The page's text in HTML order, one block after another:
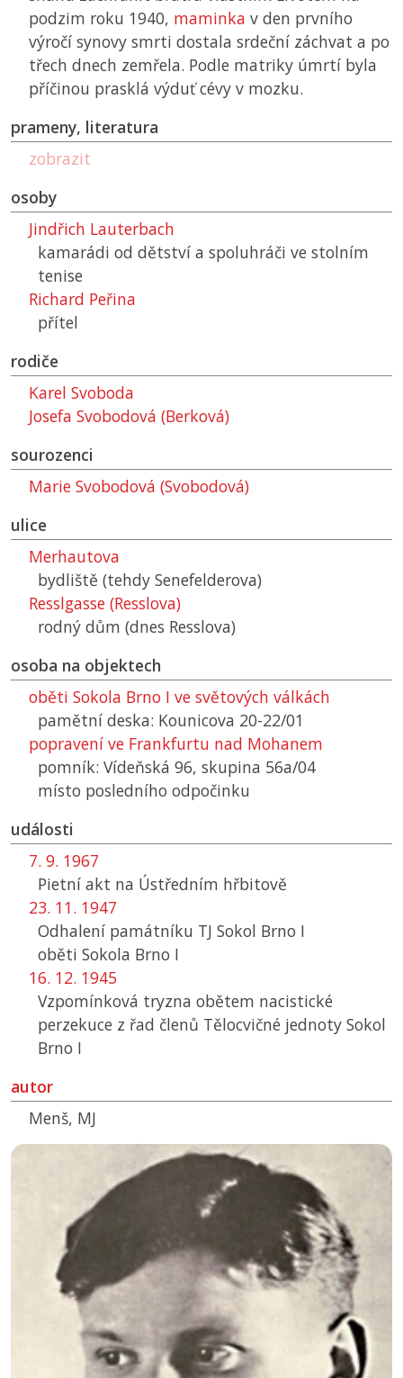
podzim roku 1940, maminka v den prvního
výročí synovy smrti dostala srdeční záchvat a po
třech dnech zemřela. Podle matriky úmrtí byla
příčinou prasklá výduť cévy v mozku.
prameny, literatura
zobrazit
osoby
Jindřich Lauterbach
kamarádi od dětství a spoluhráči ve stolním
tenise
Richard Peřina
přítel
rodiče
Karel Svoboda
Josefa Svobodová (Berková)
sourozenci
Marie Svobodová (Svobodová)
ulice
Merhautova
bydliště (tehdy Senefelderova)
Resslgasse (Resslova)
rodný dům (dnes Resslova)
osoba na objektech
oběti Sokola Brno I ve světových válkách
pamětní deska: Kounicova 20-22/01
popravení ve Frankfurtu nad Mohanem
pomník: Vídeňská 96, skupina 56a/04
místo posledního odpočinku
události
7. 9. 1967
Pietní akt na Ústředním hřbitově
23. 11. 1947
Odhalení památníku TJ Sokol Brno I
oběti Sokola Brno I
16. 12. 1945
Vzpomínková tryzna obětem nacistické
perzekuce z řad členů Tělocvičné jednoty Sokol
Brno I
autor
Menš, MJ